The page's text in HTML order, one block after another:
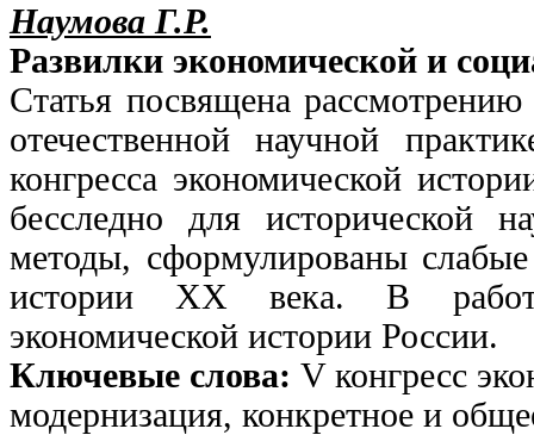
Наумова Г.Р.
Развилки экономической и
Статья посвящена
отечественной научной
конгресса экономической
бесследно для исторической
методы, сформулированы
истории ХХ века. В
экономической истории России.
Ключевые слова: V конгресс
модернизация, конкретное и